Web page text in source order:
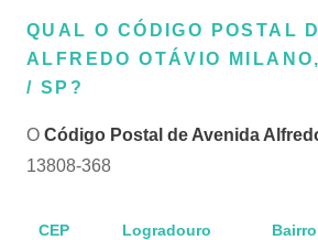
QUAL O CÓDIGO POSTAL
ALFREDO OTÁVIO
/ SP?
O Código Postal de Avenida
13808-368
CEP Logradouro Bairro